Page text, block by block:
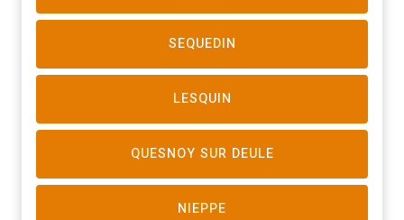
SEQUEDIN
LESQUIN
QUESNOY SUR DEULE
NIEPPE